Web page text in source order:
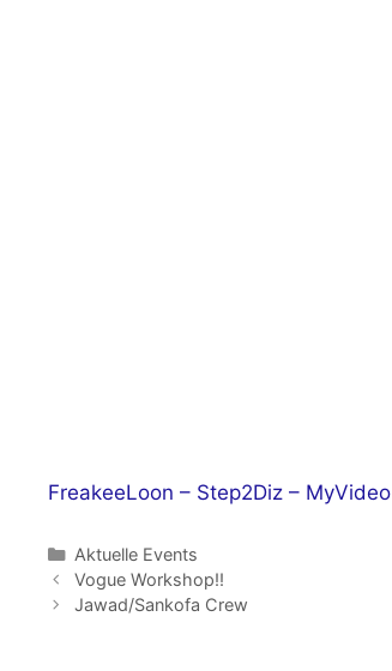
FreakeeLoon – Step2Diz – MyVideo
Kategorien
Aktuelle Events
Vogue Workshop!!
Jawad/Sankofa Crew